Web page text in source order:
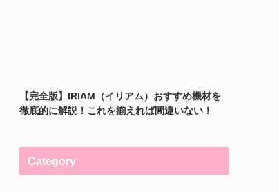
【完全版】IRIAM（イリアム）おすすめ機材を
徹底的に解説！これを揃えれば間違いない！
Category